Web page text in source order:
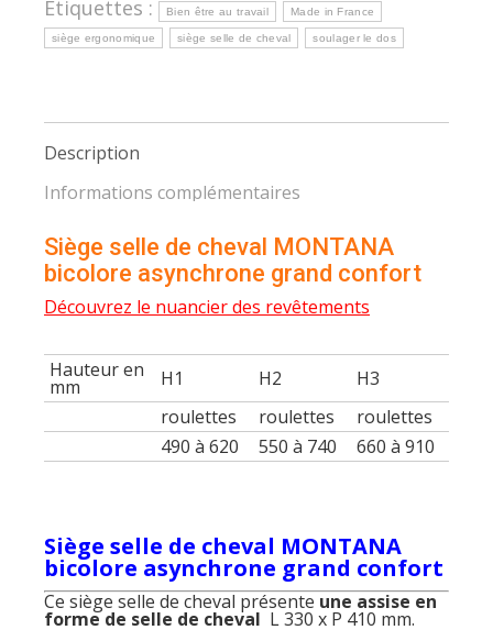
bicolore
asynchrone
grand
Étiquettes :
Bien être au travail Made in France
siège ergonomique siège selle de cheval soulager le dos
Description
Informations complémentaires
Siège selle de cheval MONTANA
bicolore asynchrone grand confort
Découvrez le nuancier des revêtements
Hauteur en
mm H1 H2
H3
roulettes
roulettes
roulettes
490 à 620
550 à 740 660 à 910
Siège selle de cheval MONTANA
bicolore asynchrone grand confort
Ce siège selle de cheval présente une assise en
forme de selle de cheval L 330 x P 410 mm.